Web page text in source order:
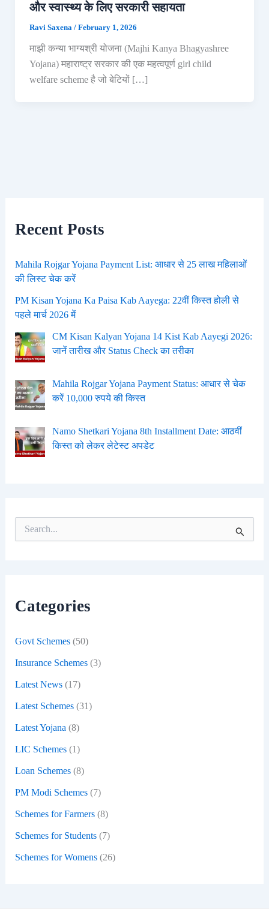
और स्वास्थ्य के लिए सरकारी सहायता
Ravi Saxena / February 1, 2026
माझी कन्या भाग्यश्री योजना (Majhi Kanya Bhagyashree
Yojana) महाराष्ट्र सरकार की एक महत्वपूर्ण girl child
welfare scheme है जो बेटियों […]
Recent Posts
Mahila Rojgar Yojana Payment List: आधार से 25 लाख महिलाओं
की लिस्ट चेक करें
PM Kisan Yojana Ka Paisa Kab Aayega: 22वीं किस्त होली से
पहले मार्च 2026 में
CM Kisan Kalyan Yojana 14 Kist Kab Aayegi 2026:
जानें तारीख और Status Check का तरीका
Mahila Rojgar Yojana Payment Status: आधार से चेक
करें 10,000 रुपये की किस्त
Namo Shetkari Yojana 8th Installment Date: आठवीं
किस्त को लेकर लेटेस्ट अपडेट
o
Categories
Govt Schemes(50)
Insurance Schemes(3)
Latest News(17)
Latest Schemes(31)
Latest Yojana (8)
LIC Schemes(1)
Loan Schemes(8)
PM Modi Schemes(7)
Schemes for Farmers(8)
Schemes for Students(7)
Schemes for Womens(26)